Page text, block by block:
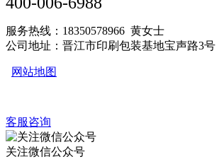
服务热线：18350578966 黄女士
公司地址：晋江市印刷包装基地宝声路3号
网站地图
客服咨询
关注微信公众号